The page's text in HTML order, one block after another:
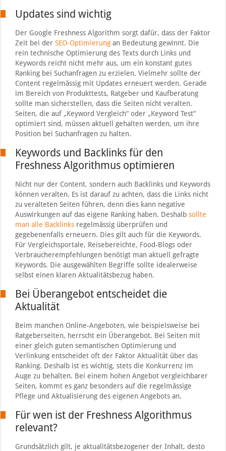
Updates sind wichtig
Der Google Freshness Algorithm sorgt dafür, dass der Faktor
Zeit bei der SEO-Optimierungan Bedeutung gewinnt. Die
rein technische Optimierung des Texts durch Links und
Keywords reicht nicht mehr aus, um ein konstant gutes
Ranking bei Suchanfragen zu erzielen. Vielmehr sollte der
Content regelmässig mit Updates erneuert werden. Gerade
im Bereich von Produkttests, Ratgeber und Kaufberatung
sollte man sicherstellen, dass die Seiten nicht veralten.
Seiten, die auf „Keyword Vergleich“ oder „Keyword Test“
optimiert sind, müssen aktuell gehalten werden, um ihre
Position bei Suchanfragen zu halten.
Keywords und Backlinks für den
Freshness Algorithmus optimieren
Nicht nur der Content, sondern auch Backlinks und Keywords
können veralten. Es ist darauf zu achten, dass die Links nicht
zu veralteten Seiten führen, denn dies kann negative
Auswirkungen auf das eigene Ranking haben. Deshalb sollte
man alle Backlinksregelmässig überprüfen und
gegebenenfalls erneuern. Dies gilt auch für die Keywords.
Für Vergleichsportale, Reisebereichte, Food-Blogs oder
Verbraucherempfehlungen benötigt man aktuell gefragte
Keywords. Die ausgewählten Begriffe sollte idealerweise
selbst einen klaren Aktualitätsbezug haben.
Bei Überangebot entscheidet die
Aktualität
Beim manchen Online-Angeboten, wie beispielsweise bei
Ratgeberseiten, herrscht ein Überangebot. Bei Seiten mit
einer gleich guten semantischen Optimierung und
Verlinkung entscheidet oft der Faktor Aktualität über das
Ranking. Deshalb ist es wichtig, stets die Konkurrenz im
Auge zu behalten. Bei einem hohen Angebot vergleichbarer
Seiten, kommt es ganz besonders auf die regelmässige
Pflege und Aktualisierung des eigenen Angebots an.
Für wen ist der Freshness Algorithmus
relevant?
Grundsätzlich gilt, je aktualitätsbezogener der Inhalt, desto